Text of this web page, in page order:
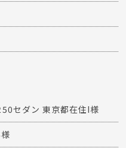
セダン 東京都在住I様